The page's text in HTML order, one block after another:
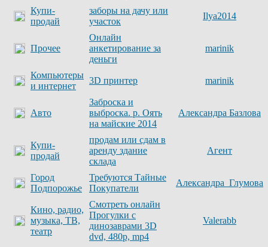
Купи-
продай
заборы на дачу или
участок
Ilya2014
Прочее
Онлайн
анкетирование за
деньги
marinik
Компьютеры
и интернет
3D принтер marinik
Авто
Заброска и
выброска. р. Оять
на майские 2014
Александра Базлова
Купи-
продай
продам или сдам в
аренду здание
склада
Агент
Город
Подпорожье
Требуются Тайные
Покупатели
Александра_Глумова
Кино, радио,
музыка, ТВ,
театр
Смотреть онлайн
Прогулки с
динозаврами 3D
dvd, 480p, mp4
Valerabb